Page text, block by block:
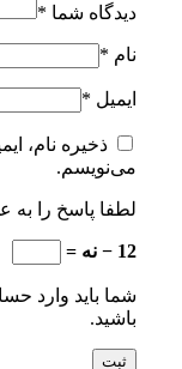
دیدگاه شما *
نام *
ایمیل *
ذخیره نام،
می‌نویسم.
لطفا پاسخ را به
12 − نه =
شما باید وارد
باشید.